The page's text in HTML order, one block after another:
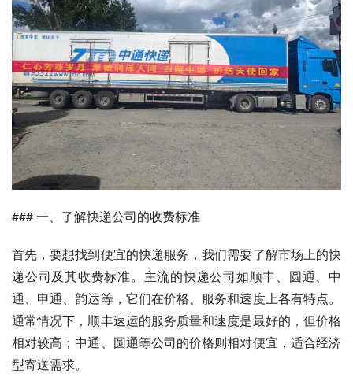
### 一、了解快递公司的收费标准
首先，要想找到便宜的快递服务，我们需要了解市场上的快
递公司及其收费标准。主流的快递公司如顺丰、圆通、中
通、申通、韵达等，它们在价格、服务和速度上各有特点。
通常情况下，顺丰速运的服务质量和速度是最好的，但价格
相对较高；中通、圆通等公司的价格则相对便宜，适合经济
型寄送需求。